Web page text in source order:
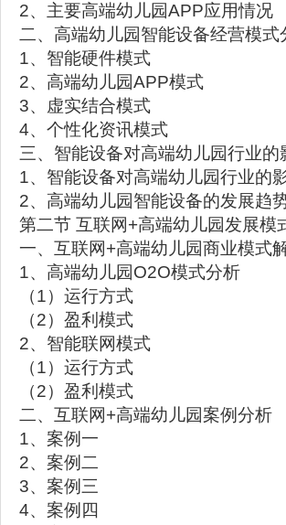
2、主要高端幼儿园APP应用情况
二、高端幼儿园智能设备经营模式
1、智能硬件模式
2、高端幼儿园APP模式
3、虚实结合模式
4、个性化资讯模式
三、智能设备对高端幼儿园行业的
1、智能设备对高端幼儿园行业的
2、高端幼儿园智能设备的发展趋
第二节 互联网+高端幼儿园发展模
一、互联网+高端幼儿园商业模式
1、高端幼儿园O2O模式分析
（1）运行方式
（2）盈利模式
2、智能联网模式
（1）运行方式
（2）盈利模式
二、互联网+高端幼儿园案例分析
1、案例一
2、案例二
3、案例三
4、案例四